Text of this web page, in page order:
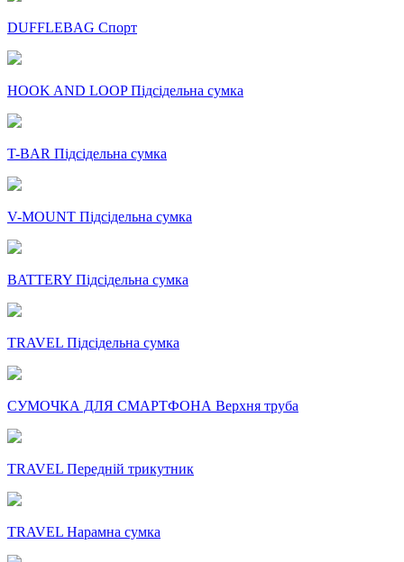
DUFFLEBAG Спорт
HOOK AND LOOP Підсідельна сумка
T-BAR Підсідельна сумка
V-MOUNT Підсідельна сумка
BATTERY Підсідельна сумка
TRAVEL Підсідельна сумка
СУМОЧКА ДЛЯ СМАРТФОНА Верхня труба
TRAVEL Передній трикутник
TRAVEL Нарамна сумка